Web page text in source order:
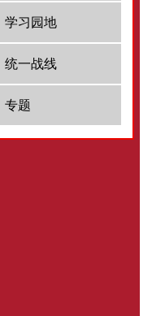
学习园地
统一战线
专题